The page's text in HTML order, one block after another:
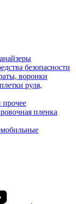
безопасности
воронки
руля,
прочее
пленка